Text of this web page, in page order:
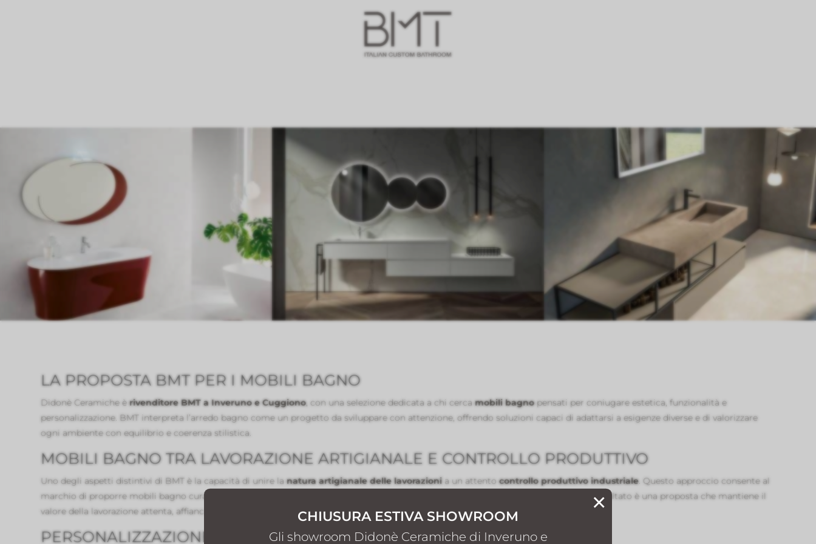
×
CHIUSURA ESTIVA SHOWROOM
Gli showroom Didonè Ceramiche di Inveruno e
LA PROPOSTA BMT PER I MOBILI BAGNO
Didonè Ceramiche èrivenditore BMT a Inveruno e Cuggiono, con una selezione dedicata a chi cercamobili bagnopensati per coniugare estetica, funzionalità e
personalizzazione. BMT interpreta l’arredo bagno come un progetto da sviluppare con attenzione, offrendo soluzioni capaci di adattarsi a esigenze diverse e di valorizzare
ogni ambiente con equilibrio e coerenza stilistica.
MOBILI BAGNO TRA LAVORAZIONE ARTIGIANALE E CONTROLLO PRODUTTIVO
Uno degli aspetti distintivi di BMT è la capacità di unire lanatura artigianale delle lavorazioni a un attentocontrollo produttivo industriale. Questo approccio consente al
marchio di proporre mobili bagno curati nei dettagli, affidabili e pensati per rispondere alle richieste dell’abitare contemporaneo. Il risultato è una proposta che mantiene il
valore della lavorazione attenta, affiancandolo a una produzione organizzata e orientata alla qualità del prodotto finale.
PERSONALIZZAZIONE E PROGETTO SU MISURA PER IL BAGNO